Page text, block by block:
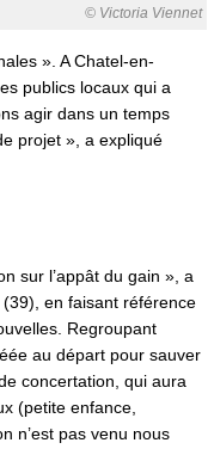
© Victoria Viennet
». A Chatel-en-
publics locaux qui a
agir dans un temps
projet », a expliqué
sur l’appât du gain », a
en faisant référence
Regroupant
au départ pour sauver
concertation, qui aura
(petite enfance,
n’est pas venu nous